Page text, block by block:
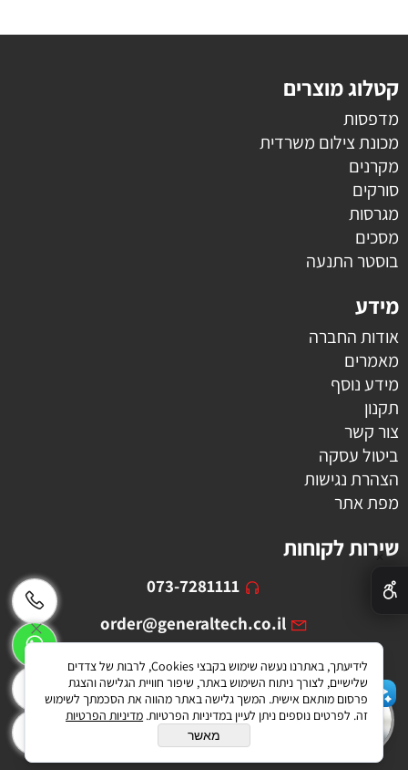
קטלוג מוצרים
מדפסות
מכונת צילום משרדית
מקרנים
סורקים
מגרסות
מסכים
בוסטר התנעה
מידע
אודות החברה
מאמרים
מידע נוסף
תקנון
צור קשר
ביטול עסקה
הצהרת נגישות
מפת אתר
שירות לקוחות
073-7281111
order@generaltech.co.il
הבעש"ט 38, ירושלים
הפייסבוק שלנו
האינסטגרם שלנו
✕
לידיעתך, באתרנו נעשה שימוש בקבצי Cookies, לרבות של צדדים
שלישיים, לצורך ניתוח השימוש באתר, שיפור חוויית הגלישה והצגת
פרסום מותאם אישית. המשך גלישה באתר מהווה את הסכמתך לשימוש
זה. לפרטים נוספים ניתן לעיין במדיניות הפרטיות. מדיניות הפרטיות
מאשר
שלום 👋 אני הצ'אטבוט של האתר!
צריך עזרה? התחל שיחה.